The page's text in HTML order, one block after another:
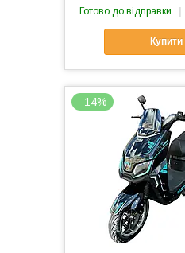
Готово до відправки
Купити
–14%